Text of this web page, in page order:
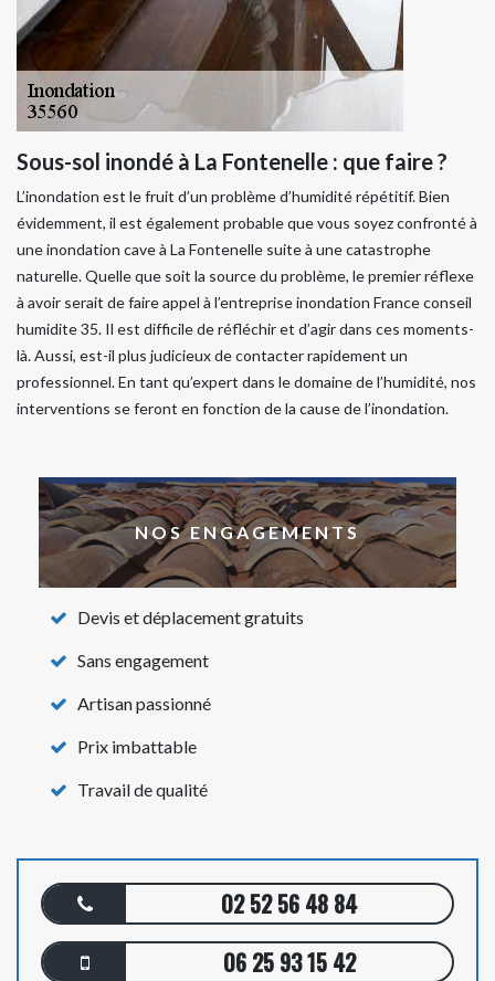
Sous-sol inondé à La Fontenelle : que faire ?
L’inondation est le fruit d’un problème d’humidité répétitif. Bien
évidemment, il est également probable que vous soyez confronté à
une inondation cave à La Fontenelle suite à une catastrophe
naturelle. Quelle que soit la source du problème, le premier réflexe
à avoir serait de faire appel à l’entreprise inondation France conseil
humidite 35. Il est difficile de réfléchir et d’agir dans ces moments-
là. Aussi, est-il plus judicieux de contacter rapidement un
professionnel. En tant qu’expert dans le domaine de l’humidité, nos
interventions se feront en fonction de la cause de l’inondation.
NOS ENGAGEMENTS
Devis et déplacement gratuits
Sans engagement
Artisan passionné
Prix imbattable
Travail de qualité
02 52 56 48 84
06 25 93 15 42